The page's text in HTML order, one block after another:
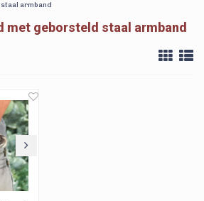
armband
met geborsteld staal armband